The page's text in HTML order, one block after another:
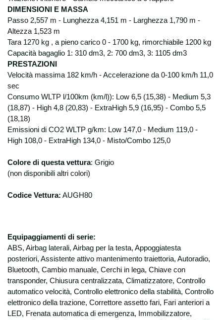
DIMENSIONI E MASSA
Passo 2,557 m - Lunghezza 4,151 m - Larghezza 1,790 m -
Altezza 1,523 m
Tara 1270 kg , a pieno carico 0 - 1700 kg, rimorchiabile 1200 kg
Capacità bagaglio 1: 310 dm3, 2: 700 dm3, 3: 1105 dm3
PRESTAZIONI
Velocità massima 182 km/h - Accelerazione da 0-100 km/h 11,0
sec
Consumo WLTP l/100km (km/l)): Low 6,5 (15,38) - Medium 5,3
(18,87) - High 4,8 (20,83) - ExtraHigh 5,9 (16,95) - Combo 5,5
(18,18)
Emissioni di CO2 WLTP g/km: Low 147,0 - Medium 119,0 -
High 108,0 - ExtraHigh 134,0 - Misto/Combo 125,0
Colore di questa vettura: Grigio
(non disponibili altri colori)
Codice Vettura: AUGH80
Equipaggiamenti di serie:
ABS, Airbag laterali, Airbag per la testa, Appoggiatesta
posteriori, Assistente attivo mantenimento traiettoria, Autoradio,
Bluetooth, Cambio manuale, Cerchi in lega, Chiave con
transponder, Chiusura centralizzata, Climatizzatore, Controllo
automatico velocità, Controllo elettronico della stabilità, Controllo
elettronico della trazione, Correttore assetto fari, Fari anteriori a
LED, Frenata automatica di emergenza, Immobilizzatore,